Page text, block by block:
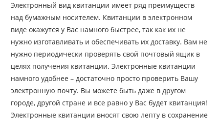
Электронный вид квитанции имеет ряд преимуществ
над бумажным носителем. Квитанции в электронном
виде окажутся у Вас намного быстрее, так как их не
нужно изготавливать и обеспечивать их доставку. Вам не
нужно периодически проверять свой почтовый ящик в
целях получения квитанции. Электронные квитанции
намного удобнее – достаточно просто проверить Вашу
электронную почту. Вы можете быть даже в другом
городе, другой стране и все равно у Вас будет квитанция!
Электронные квитанции вносят свою лепту в сохранение